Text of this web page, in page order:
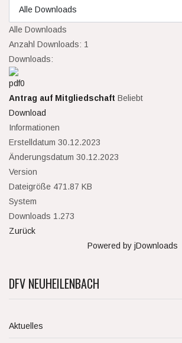
DFV NEUHEILENBACH
Aktuelles
Alle Downloads
Anzahl Downloads: 1
Downloads:
Antrag auf Mitgliedschaft Beliebt
Download
Informationen
Erstelldatum 30.12.2023
Änderungsdatum 30.12.2023
Version
Dateigröße 471.87 KB
System
Downloads 1.273
Zurück
Powered by jDownloads